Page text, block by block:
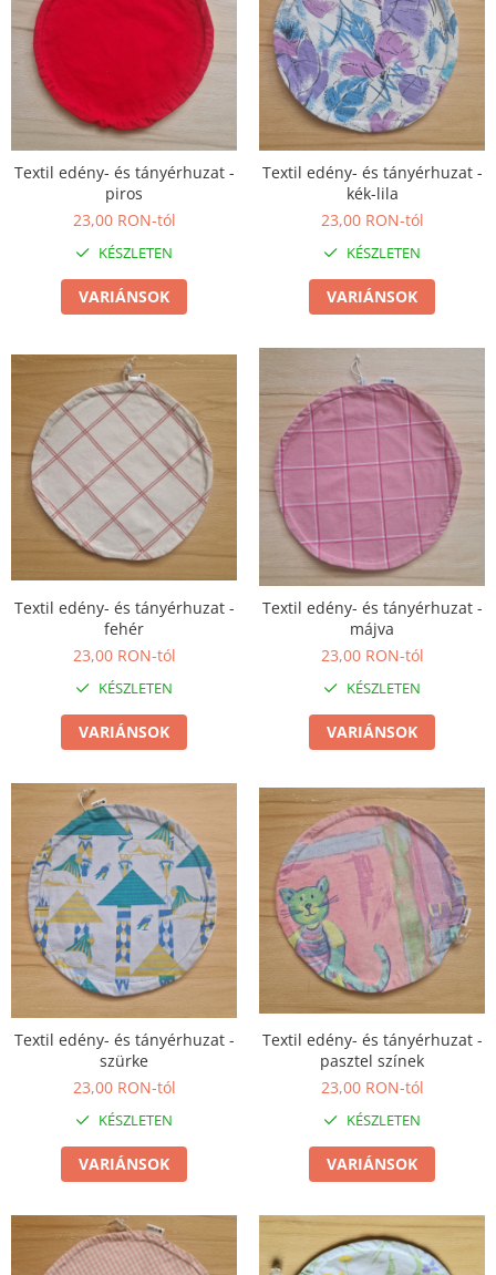
Textil edény- és tányérhuzat -
piros
23,00 RON-tól
KÉSZLETEN
VARIÁNSOK
Textil edény- és tányérhuzat -
kék-lila
23,00 RON-tól
KÉSZLETEN
VARIÁNSOK
Textil edény- és tányérhuzat -
fehér
23,00 RON-tól
KÉSZLETEN
VARIÁNSOK
Textil edény- és tányérhuzat -
májva
23,00 RON-tól
KÉSZLETEN
VARIÁNSOK
Textil edény- és tányérhuzat -
szürke
23,00 RON-tól
KÉSZLETEN
VARIÁNSOK
Textil edény- és tányérhuzat -
pasztel színek
23,00 RON-tól
KÉSZLETEN
VARIÁNSOK